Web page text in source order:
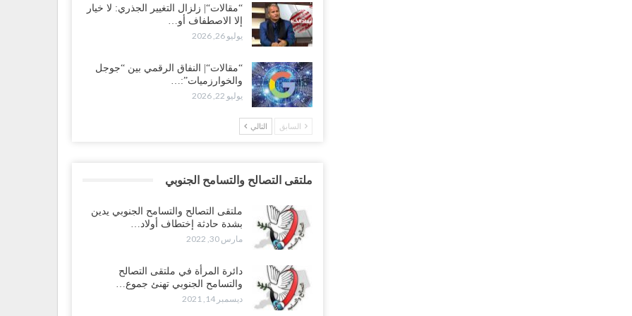
“مقالات“| زلزال التغيير الجذري: لا خيار
إلا الاصطفاف أو…
يوليو 26, 2026
“مقالات“| النفاق الرقمي بين “جوجل
والخوارزميات”:…
يوليو 22, 2026
السابق التالي
ملتقى التصالح والتسامح الجنوبي
ملتقى التصالح والتسامح الجنوبي يدين
بشدة حادثة إختطاف أولاد…
مارس 30, 2022
دائرة المرأة في ملتقى التصالح
والتسامح الجنوبي تهنئ جموع…
ديسمبر 14, 2021